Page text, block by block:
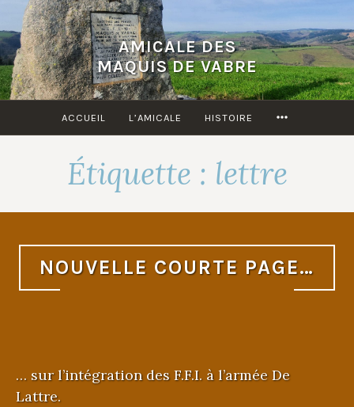
Accéder
au
contenu
principal
AMICALE DES
MAQUIS DE VABRE
ACCUEIL L’AMICALE HISTOIRE
Étiquette : lettre
NOUVELLE COURTE PAGE…
… sur l’intégration des F.F.I. à l’armée De
Lattre.